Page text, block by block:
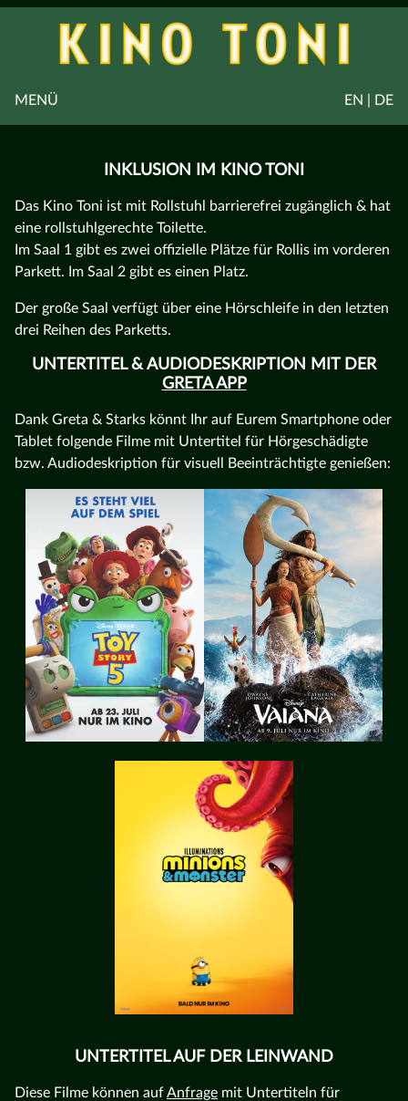
EN | DE
MENÜ
INKLUSION IM KINO TONI
Das Kino Toni ist mit Rollstuhl barrierefrei zugänglich & hat
eine rollstuhlgerechte Toilette.
Im Saal 1 gibt es zwei offizielle Plätze für Rollis im vorderen
Parkett. Im Saal 2 gibt es einen Platz.
Der große Saal verfügt über eine Hörschleife in den letzten
drei Reihen des Parketts.
UNTERTITEL & AUDIODESKRIPTION MIT DER
GRETA APP
Dank Greta & Starks könnt Ihr auf Eurem Smartphone oder
Tablet folgende Filme mit Untertitel für Hörgeschädigte
bzw. Audiodeskription für visuell Beeinträchtigte genießen:
UNTERTITEL AUF DER LEINWAND
Diese Filme können aufAnfrage mit Untertiteln für